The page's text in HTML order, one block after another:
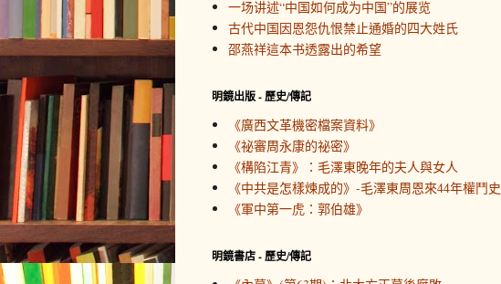
一场讲述“中国如何成为中国”的展览
古代中国因恩怨仇恨禁止通婚的四大姓氏
邵燕祥這本书透露出的希望
明鏡出版 - 歷史/傳記
《廣西文革機密檔案資料》
《祕審周永康的祕密》
《構陷江青》：毛澤東晚年的夫人與女人
《中共是怎樣煉成的》-毛澤東周恩來44年權鬥史
《軍中第一虎：郭伯雄》
明鏡書店 - 歷史/傳記